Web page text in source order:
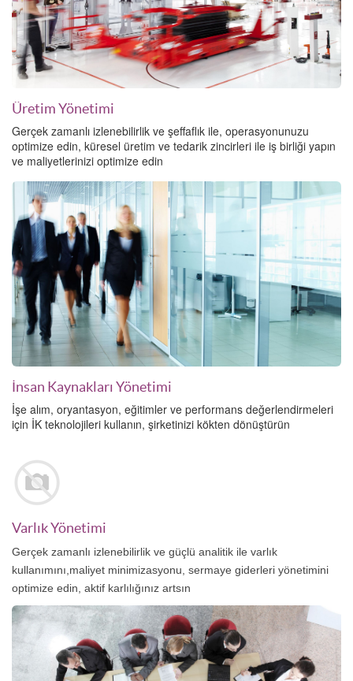
Üretim Yönetimi
Gerçek zamanlı izlenebilirlik ve şeffaflık ile, operasyonunuzu
optimize edin, küresel üretim ve tedarik zincirleri ile iş birliği yapın
ve maliyetlerinizi optimize edin
İnsan Kaynakları Yönetimi
İşe alım, oryantasyon, eğitimler ve performans değerlendirmeleri
için İK teknolojileri kullanın, şirketinizi kökten dönüştürün
Varlık Yönetimi
Gerçek zamanlı izlenebilirlik ve güçlü analitik ile varlık
kullanımını,maliyet minimizasyonu, sermaye giderleri yönetimini
optimize edin, aktif karlılığınız artsın